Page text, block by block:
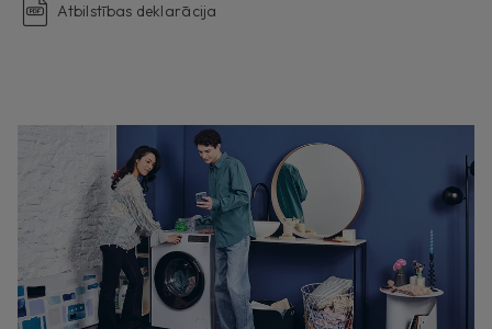
Atbilstības deklarācija